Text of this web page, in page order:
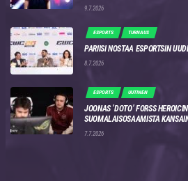
9.7.2026
ESPORTS TURNAUS
PARIISI NOSTAA ESPORTSIN
8.7.2026
ESPORTS UUTINEN
JOONAS ‘DOTO’ FORSS
SUOMALAISOSAAMISTA
7.7.2026